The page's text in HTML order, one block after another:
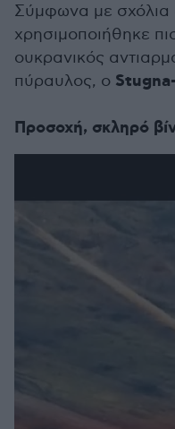
Σύμφωνα με σχόλια
χρησιμοποιήθηκε
ουκρανικός
πύραυλος, ο
Προσοχή, σκληρό